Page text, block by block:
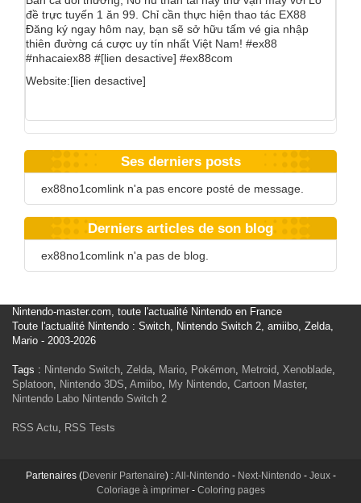
đề trực tuyến 1 ăn 99. Chỉ cần thực hiện thao tác EX88
Đăng ký ngay hôm nay, bạn sẽ sở hữu tấm vé gia nhập
thiên đường cá cược uy tín nhất Việt Nam! #ex88
#nhacaiex88 #[lien desactive] #ex88com
Website:[lien desactive]
Ses derniers posts
ex88no1comlink n'a pas encore posté de message.
Derniers articles de son blog
ex88no1comlink n'a pas de blog.
Nintendo-master.com, toute l'actualité Nintendo en France
Toute l'actualité Nintendo : Switch, Nintendo Switch 2, amiibo, Zelda,
Mario - 2003-2026
Tags : Nintendo Switch, Zelda, Mario, Pokémon, Metroid, Xenoblade,
Splatoon, Nintendo 3DS, Amiibo, My Nintendo, Cartoon Master,
Nintendo Labo Nintendo Switch 2
RSS Actu, RSS Tests
Partenaires (Devenir Partenaire) :All-Nintendo - Next-Nintendo - Jeux-
Coloriage à imprimer- Coloring pages